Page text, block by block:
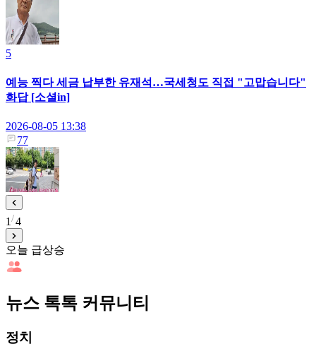
5
예능 찍다 세금 납부한 유재석…국세청도 직접 "고맙습니다"
화답 [소셜in]
2026-08-05 13:38
77
1 4
오늘 급상승
뉴스 톡톡 커뮤니티
정치